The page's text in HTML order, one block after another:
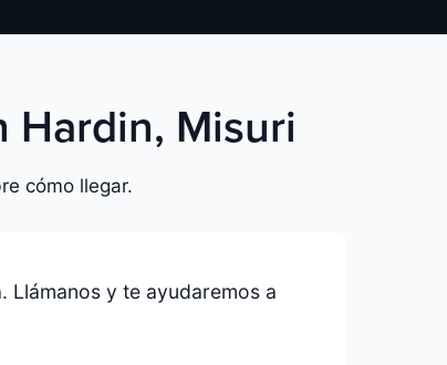
Hardin, Misuri
cómo llegar.
Llámanos y te ayudaremos a